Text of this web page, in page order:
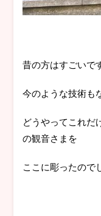
昔の方はすごいで
今のような技術も
どうやってこれだ
の観音さまを
ここに彫ったので